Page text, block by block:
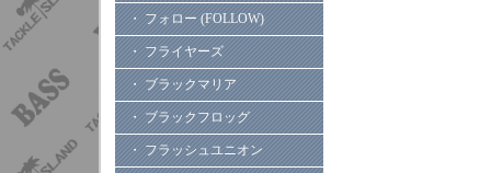
・ フォロー (FOLLOW)
・ フライヤーズ
・ ブラックマリア
・ ブラックフロッグ
・ フラッシュユニオン